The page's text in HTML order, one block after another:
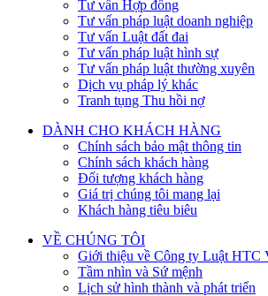
Tư vấn Hợp đồng
Tư vấn pháp luật doanh nghiệp
Tư vấn Luật đất đai
Tư vấn pháp luật hình sự
Tư vấn pháp luật thường xuyên
Dịch vụ pháp lý khác
Tranh tụng Thu hồi nợ
DÀNH CHO KHÁCH HÀNG
Chính sách bảo mật thông tin
Chính sách khách hàng
Đối tượng khách hàng
Giá trị chúng tôi mang lại
Khách hàng tiêu biêu
VỀ CHÚNG TÔI
Giới thiệu về Công ty Luật HTC
Tầm nhìn và Sứ mệnh
Lịch sử hình thành và phát triển